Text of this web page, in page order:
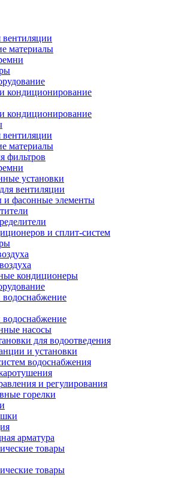
материалы
кондиционирование
кондиционирование
материалы
фильтров
установки
вентиляции
и фасонные элементы
и сплит-систем
кондиционеры
насосы
для водоотведения
и установки
водоснабжения
и регулирования
горелки
арматура
товары
товары